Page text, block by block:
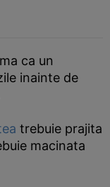
ca un
inainte de
trebuie prajita
macinata